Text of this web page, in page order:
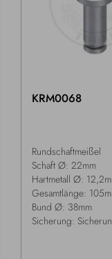
KRM0068
Rundschaftmeißel
Schaft Ø: 22mm
Hartmetall Ø:
Gesamtlänge:
Bund Ø: 38mm
Sicherung: